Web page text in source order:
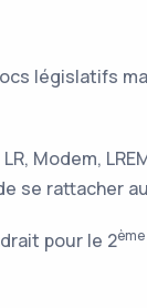
législatifs
se rattacher
pour le 2ème